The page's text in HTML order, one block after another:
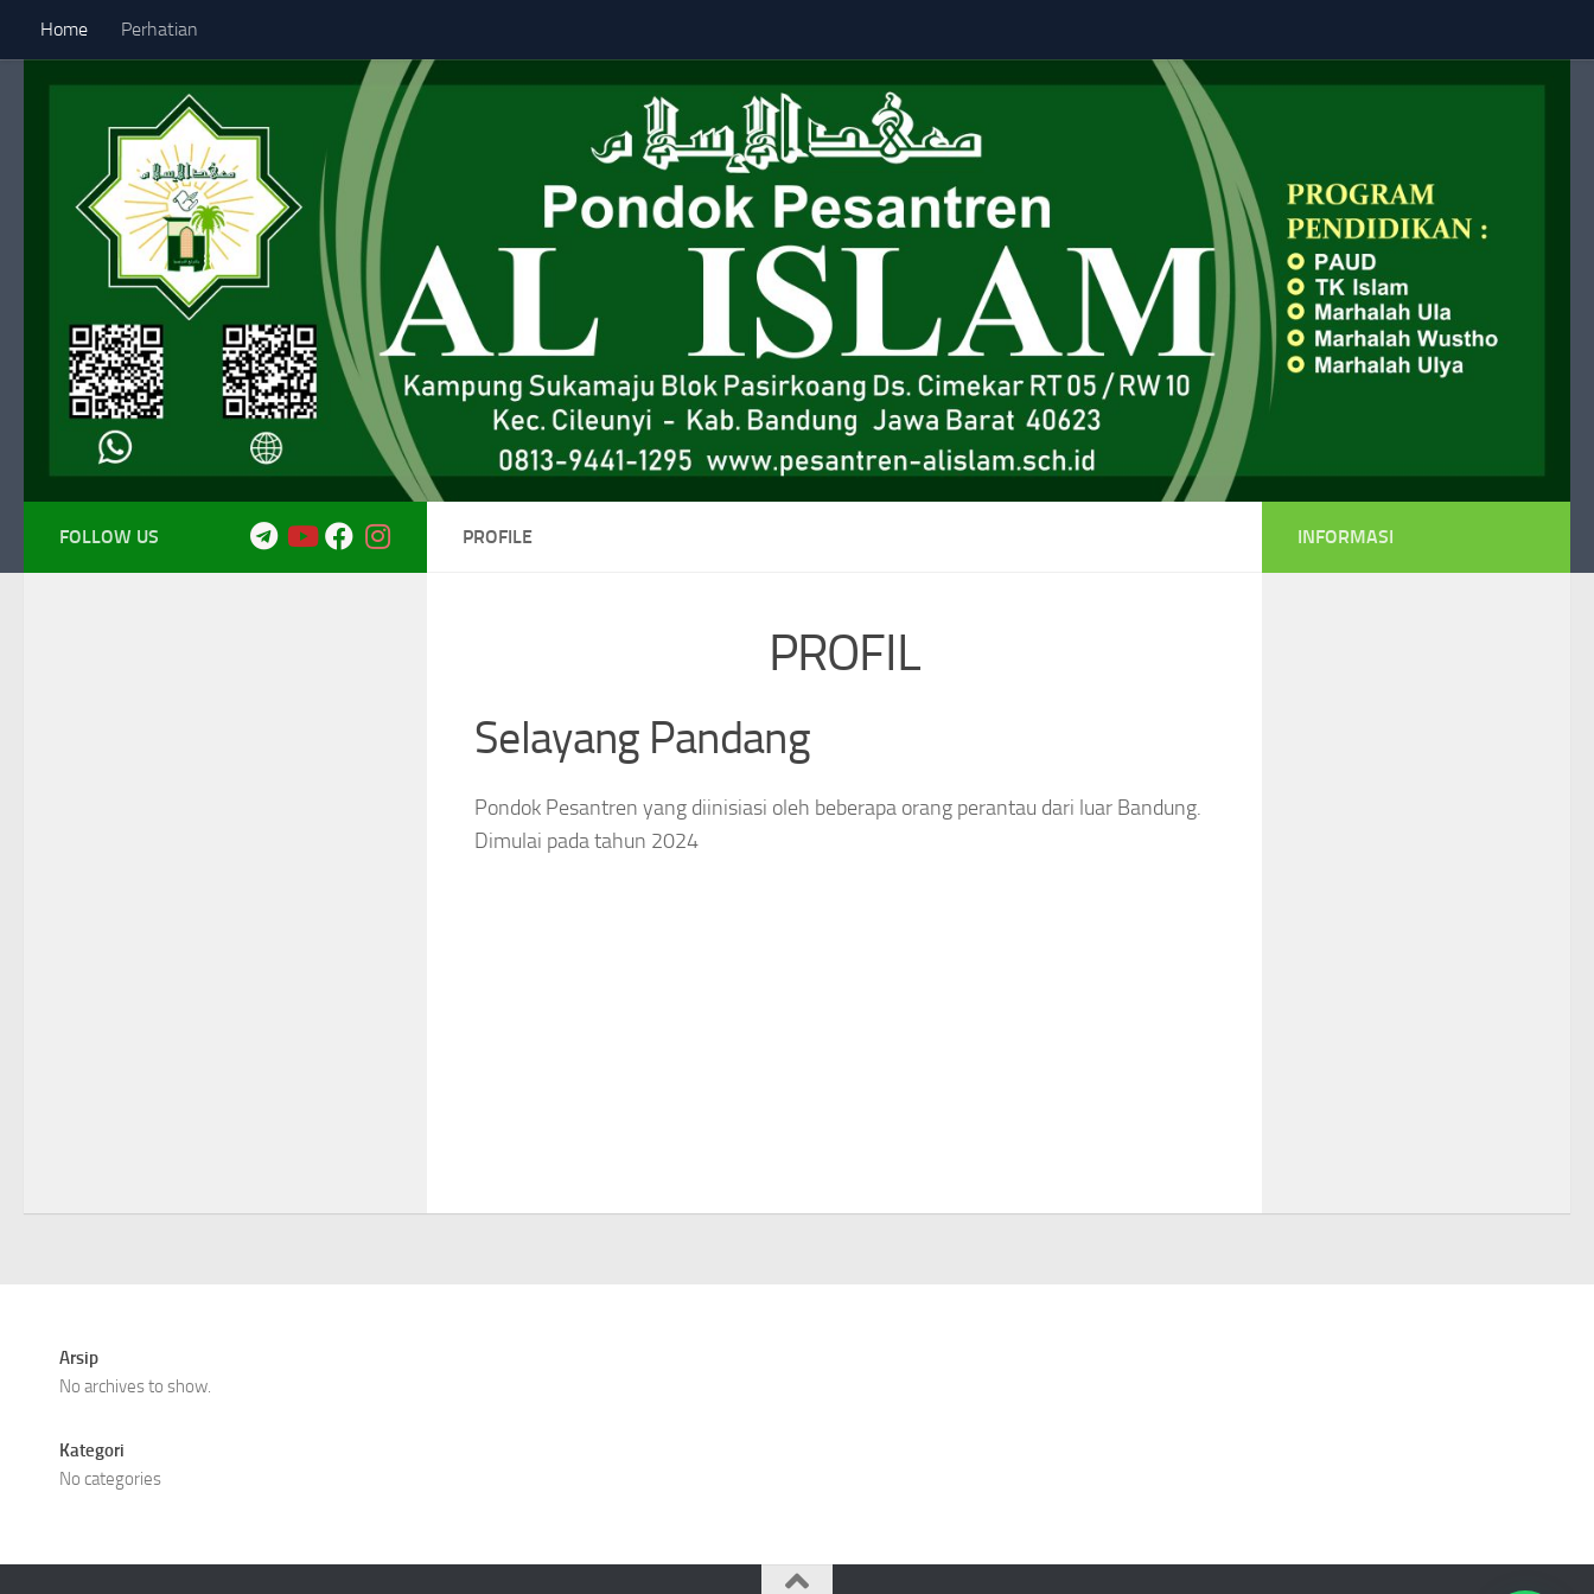
Skip to content
Home Perhatian
PROFILE
PROFIL
Selayang Pandang
Pondok Pesantren yang diinisiasi oleh beberapa orang perantau dari luar Bandung.
Dimulai pada tahun 2024
FOLLOW US INFORMASI
Arsip
No archives to show.
Kategori
No categories